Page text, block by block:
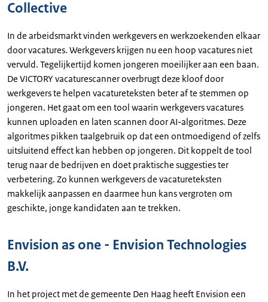
Collective
In de arbeidsmarkt vinden werkgevers en werkzoekenden elkaar
door vacatures. Werkgevers krijgen nu een hoop vacatures niet
vervuld. Tegelijkertijd komen jongeren moeilijker aan een baan.
De VICTORY vacaturescanner overbrugt deze kloof door
werkgevers te helpen vacatureteksten beter af te stemmen op
jongeren. Het gaat om een tool waarin werkgevers vacatures
kunnen uploaden en laten scannen door AI-algoritmes. Deze
algoritmes pikken taalgebruik op dat een ontmoedigend of zelfs
uitsluitend effect kan hebben op jongeren. Dit koppelt de tool
terug naar de bedrijven en doet praktische suggesties ter
verbetering. Zo kunnen werkgevers de vacatureteksten
makkelijk aanpassen en daarmee hun kans vergroten om
geschikte, jonge kandidaten aan te trekken.
Envision as one - Envision Technologies
B.V.
In het project met de gemeente Den Haag heeft Envision een